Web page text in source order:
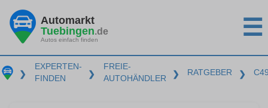
Automarkt
Tuebingen.de
Autos einfach finden ☰
❯
EXPERTEN-
FINDEN
❯
FREIE-
AUTOHÄNDLER
❯ RATGEBER ❯